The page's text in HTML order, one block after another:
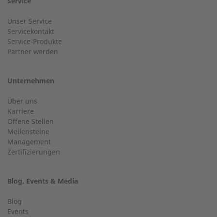
Telefonnummer
Gasart
Ihre Nachricht:
Ort
E-Mail
Telefonnummer
Gasart
und g-box 50).
+49 (0) 2568 9347-2707
Kundenservice
Haben Sie allgemeine Fragen?
+49 (0) 2568 9347-0
info@2-g.de
Unser Service
Servicekontakt
Service-Produkte
Partner werden
Unternehmen
Über uns
Karriere
Offene Stellen
Meilensteine
Management
Zertifizierungen
Blog, Events & Media
Blog
Events